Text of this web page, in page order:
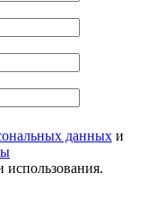
данных и
использования.